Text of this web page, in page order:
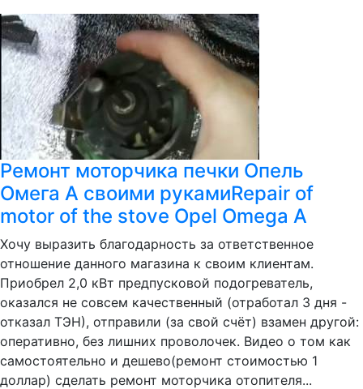
Ремонт моторчика печки Опель
Омега А своими рукамиRepair of
motor of the stove Opel Omega A
Хочу выразить благодарность за ответственное
отношение данного магазина к своим клиентам.
Приобрел 2,0 кВт предпусковой подогреватель,
оказался не совсем качественный (отработал 3 дня -
отказал ТЭН), отправили (за свой счёт) взамен другой:
оперативно, без лишних проволочек. Видео о том как
самостоятельно и дешево(ремонт стоимостью 1
доллар) сделать ремонт моторчика отопителя...